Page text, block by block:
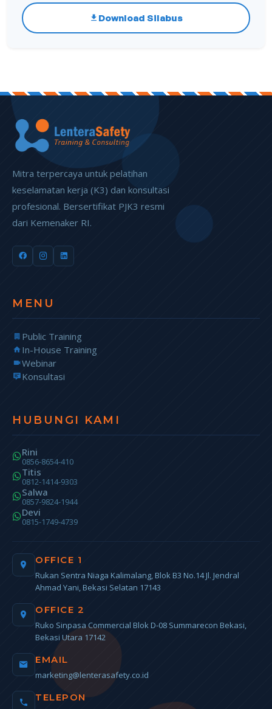
Download Silabus
Mitra terpercaya untuk pelatihan
keselamatan kerja (K3) dan konsultasi
profesional. Bersertifikat PJK3 resmi
dari Kemenaker RI.
MENU
Public Training
In-House Training
Webinar
Konsultasi
HUBUNGI KAMI
Rini
0856-8654-410
Titis
0812-1414-9303
Salwa
0857-9824-1944
Devi
0815-1749-4739
OFFICE 1
Rukan Sentra Niaga Kalimalang, Blok B3 No.14 Jl. Jendral
Ahmad Yani, Bekasi Selatan 17143
OFFICE 2
Ruko Sinpasa Commercial Blok D-08 Summarecon Bekasi,
Bekasi Utara 17142
EMAIL
marketing@lenterasafety.co.id
TELEPON